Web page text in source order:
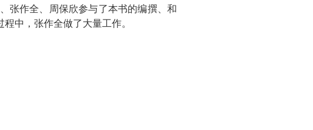
张作全、周保欣参与了本书的编撰、和
中，张作全做了大量工作。